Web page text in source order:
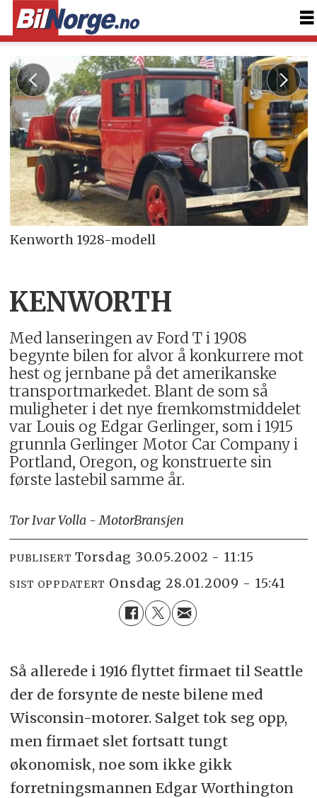
Kenworth 1928-modell
KENWORTH
Med lanseringen av Ford T i 1908
begynte bilen for alvor å konkurrere mot
hest og jernbane på det amerikanske
transportmarkedet. Blant de som så
muligheter i det nye fremkomstmiddelet
var Louis og Edgar Gerlinger, som i 1915
grunnla Gerlinger Motor Car Company i
Portland, Oregon, og konstruerte sin
første lastebil samme år.
Tor Ivar Volla - MotorBransjen
PUBLISERT torsdag 30.05.2002 - 11:15
SIST OPPDATERT onsdag 28.01.2009 - 15:41
Så allerede i 1916 flyttet firmaet til Seattle
der de forsynte de neste bilene med
Wisconsin-motorer. Salget tok seg opp,
men firmaet slet fortsatt tungt
økonomisk, noe som ikke gikk
forretningsmannen Edgar Worthington